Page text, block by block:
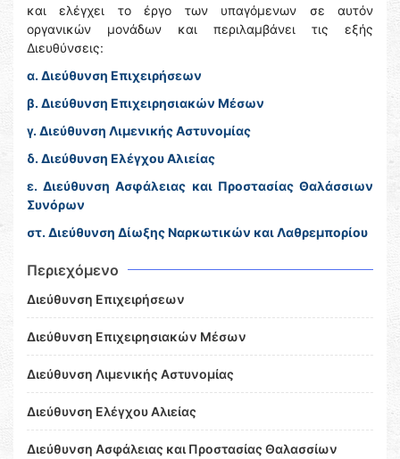
και ελέγχει το έργο των υπαγόμενων σε αυτόν
οργανικών μονάδων και περιλαμβάνει τις εξής
Διευθύνσεις:
α. Διεύθυνση Επιχειρήσεων
β. Διεύθυνση Επιχειρησιακών Μέσων
γ. Διεύθυνση Λιμενικής Αστυνομίας
δ. Διεύθυνση Ελέγχου Αλιείας
ε. Διεύθυνση Ασφάλειας και Προστασίας Θαλάσσιων
Συνόρων
στ. Διεύθυνση Δίωξης Ναρκωτικών και Λαθρεμπορίου
Περιεχόμενο
Διεύθυνση Επιχειρήσεων
Διεύθυνση Επιχειρησιακών Μέσων
Διεύθυνση Λιμενικής Αστυνομίας
Διεύθυνση Ελέγχου Αλιείας
Διεύθυνση Ασφάλειας και Προστασίας Θαλασσίων